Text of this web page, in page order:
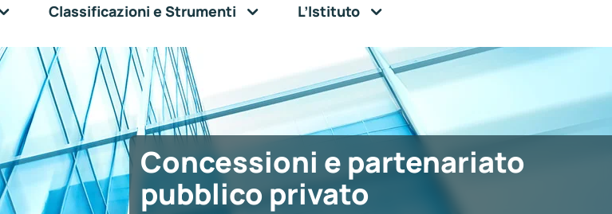
Classificazioni e Strumenti L’Istituto
Concessioni e partenariato
pubblico privato